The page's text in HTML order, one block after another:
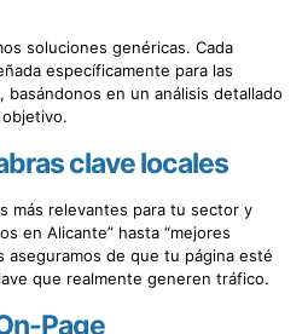
soluciones genéricas. Cada
específicamente para las
en un análisis detallado
clave locales
más relevantes para tu sector y
en Alicante” hasta “mejores
aseguramos de que tu página esté
que realmente generen tráfico.
Page